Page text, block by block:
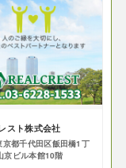
スト株式会社
京都千代田区飯田橋1丁
ビル本館10階